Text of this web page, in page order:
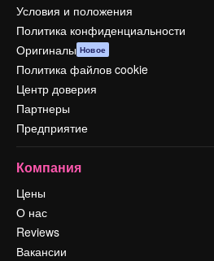
Условия и положения
Политика конфиденциальности
Оригиналы Новое
Политика файлов cookie
Центр доверия
Партнеры
Предприятие
Компания
Цены
О нас
Reviews
Вакансии